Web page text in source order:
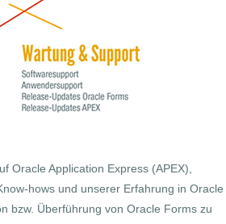
Oracle Application Express (APEX),
hows und unserer Erfahrung in Oracle
bzw. Überführung von Oracle Forms zu